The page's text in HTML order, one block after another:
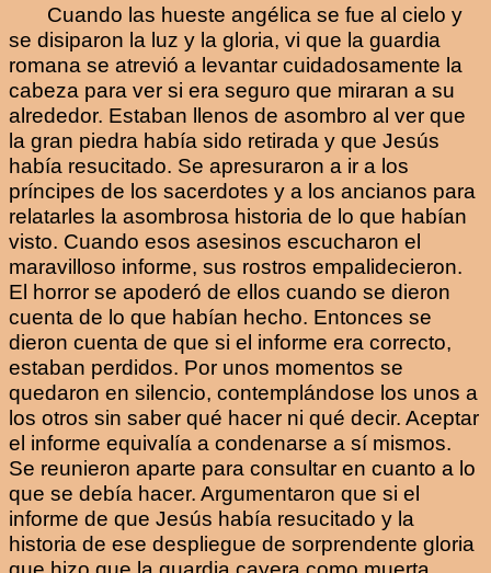
Cuando las hueste angélica se fue al cielo y
se disiparon la luz y la gloria, vi que la guardia
romana se atrevió a levantar cuidadosamente la
cabeza para ver si era seguro que miraran a su
alrededor. Estaban llenos de asombro al ver que
la gran piedra había sido retirada y que Jesús
había resucitado. Se apresuraron a ir a los
príncipes de los sacerdotes y a los ancianos para
relatarles la asombrosa historia de lo que habían
visto. Cuando esos asesinos escucharon el
maravilloso informe, sus rostros empalidecieron.
El horror se apoderó de ellos cuando se dieron
cuenta de lo que habían hecho. Entonces se
dieron cuenta de que si el informe era correcto,
estaban perdidos. Por unos momentos se
quedaron en silencio, contemplándose los unos a
los otros sin saber qué hacer ni qué decir. Aceptar
el informe equivalía a condenarse a sí mismos.
Se reunieron aparte para consultar en cuanto a lo
que se debía hacer. Argumentaron que si el
informe de que Jesús había resucitado y la
historia de ese despliegue de sorprendente gloria
que hizo que la guardia cayera como muerta